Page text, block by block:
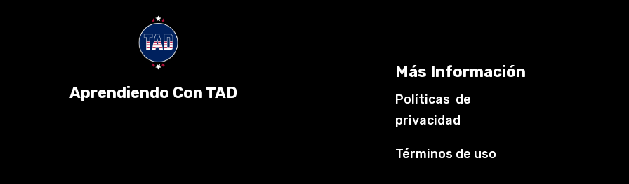
Aprendiendo Con TAD
Más Información
Políticas de
privacidad
Términos de uso